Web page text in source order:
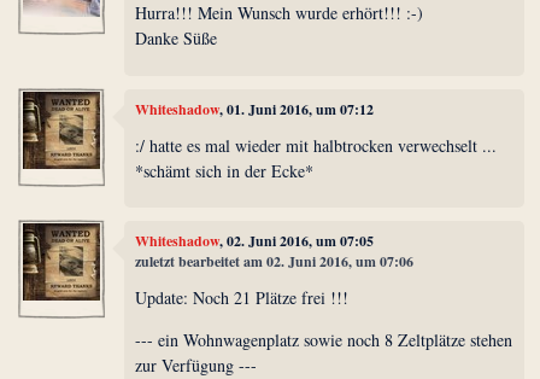
Hurra!!! Mein Wunsch wurde erhört!!! :-)
Danke Süße
Whiteshadow, 01. Juni 2016, um 07:12
:/ hatte es mal wieder mit halbtrocken verwechselt ...
*schämt sich in der Ecke*
Whiteshadow, 02. Juni 2016, um 07:05
zuletzt bearbeitet am 02. Juni 2016, um 07:06
Update: Noch 21 Plätze frei !!!
--- ein Wohnwagenplatz sowie noch 8 Zeltplätze stehen
zur Verfügung ---